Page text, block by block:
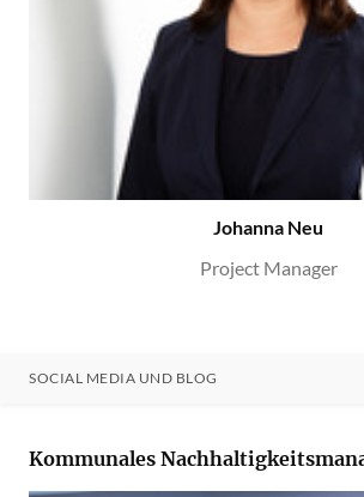
Johanna Neu
Project Manager
SOCIAL MEDIA UND BLOG
Kommunales